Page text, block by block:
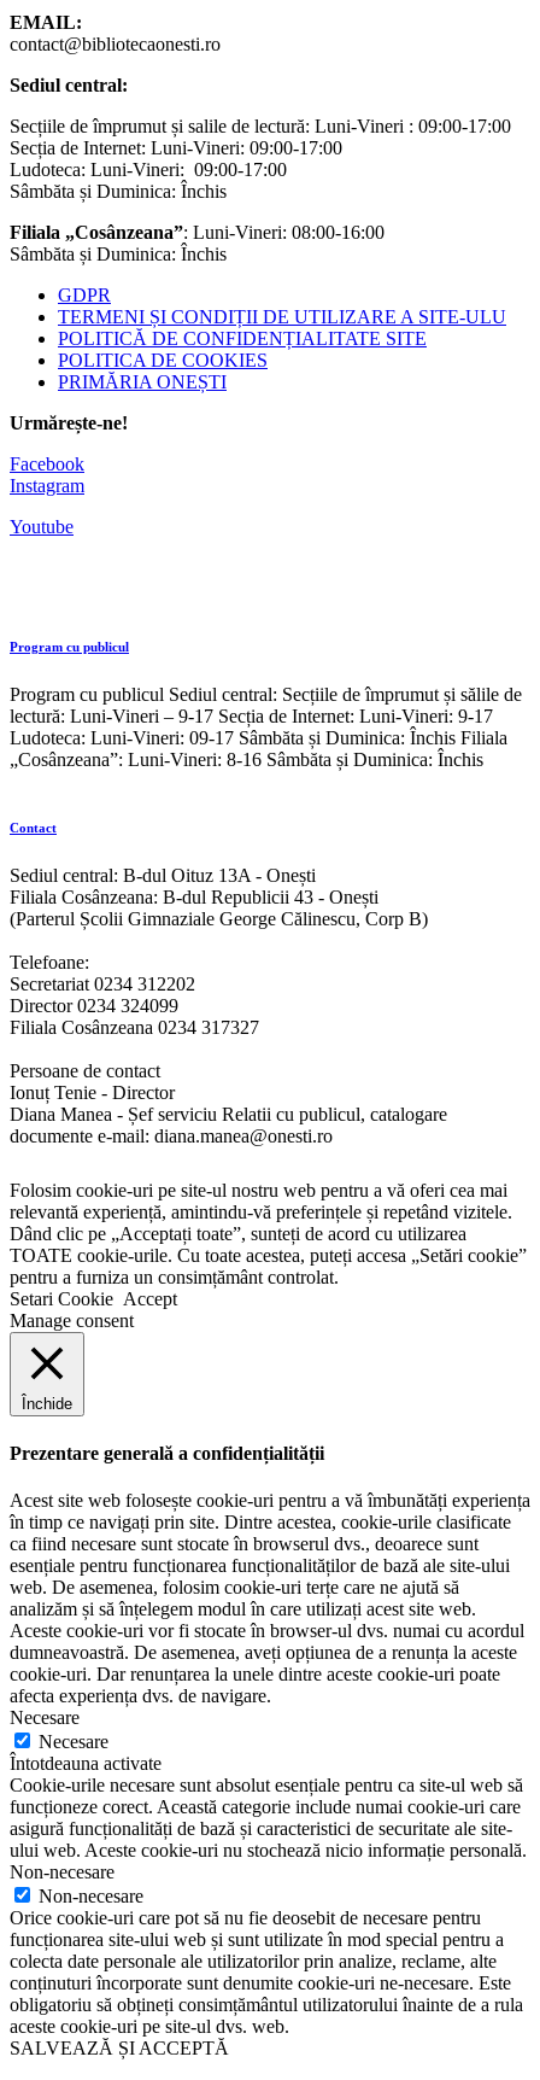
EMAIL:
contact@bibliotecaonesti.ro
Sediul central:
Secțiile de împrumut și salile de lectură: Luni-Vineri : 09:00-17:00
Secția de Internet: Luni-Vineri: 09:00-17:00
Ludoteca: Luni-Vineri: 09:00-17:00
Sâmbăta și Duminica: Închis
Filiala „Cosânzeana”: Luni-Vineri: 08:00-16:00
Sâmbăta și Duminica: Închis
GDPR
TERMENI ȘI CONDIȚII DE UTILIZARE A SITE-ULU
POLITICĂ DE CONFIDENȚIALITATE SITE
POLITICA DE COOKIES
PRIMĂRIA ONEȘTI
Urmărește-ne!
Facebook
Instagram
Youtube
Program cu publicul
Program cu publicul Sediul central: Secțiile de împrumut și sălile de
lectură: Luni-Vineri – 9-17 Secția de Internet: Luni-Vineri: 9-17
Ludoteca: Luni-Vineri: 09-17 Sâmbăta și Duminica: Închis Filiala
„Cosânzeana”: Luni-Vineri: 8-16 Sâmbăta și Duminica: Închis
Contact
Sediul central: B-dul Oituz 13A - Onești
Filiala Cosânzeana: B-dul Republicii 43 - Onești
(Parterul Școlii Gimnaziale George Călinescu, Corp B)
Telefoane:
Secretariat 0234 312202
Director 0234 324099
Filiala Cosânzeana 0234 317327
Persoane de contact
Ionuț Tenie - Director
Diana Manea - Șef serviciu Relatii cu publicul, catalogare
documente e-mail: diana.manea@onesti.ro
Folosim cookie-uri pe site-ul nostru web pentru a vă oferi cea mai
relevantă experiență, amintindu-vă preferințele și repetând vizitele.
Dând clic pe „Acceptați toate”, sunteți de acord cu utilizarea
TOATE cookie-urile. Cu toate acestea, puteți accesa „Setări cookie”
pentru a furniza un consimțământ controlat.
Setari Cookie Accept
Manage consent
Închide
Prezentare generală a confidențialității
Acest site web folosește cookie-uri pentru a vă îmbunătăți experiența
în timp ce navigați prin site. Dintre acestea, cookie-urile clasificate
ca fiind necesare sunt stocate în browserul dvs., deoarece sunt
esențiale pentru funcționarea funcționalităților de bază ale site-ului
web. De asemenea, folosim cookie-uri terțe care ne ajută să
analizăm și să înțelegem modul în care utilizați acest site web.
Aceste cookie-uri vor fi stocate în browser-ul dvs. numai cu acordul
dumneavoastră. De asemenea, aveți opțiunea de a renunța la aceste
cookie-uri. Dar renunțarea la unele dintre aceste cookie-uri poate
afecta experiența dvs. de navigare.
Necesare
Necesare
Întotdeauna activate
Cookie-urile necesare sunt absolut esențiale pentru ca site-ul web să
funcționeze corect. Această categorie include numai cookie-uri care
asigură funcționalități de bază și caracteristici de securitate ale site-
ului web. Aceste cookie-uri nu stochează nicio informație personală.
Non-necesare
Non-necesare
Orice cookie-uri care pot să nu fie deosebit de necesare pentru
funcționarea site-ului web și sunt utilizate în mod special pentru a
colecta date personale ale utilizatorilor prin analize, reclame, alte
conținuturi încorporate sunt denumite cookie-uri ne-necesare. Este
obligatoriu să obțineți consimțământul utilizatorului înainte de a rula
aceste cookie-uri pe site-ul dvs. web.
SALVEAZĂ ȘI ACCEPTĂ